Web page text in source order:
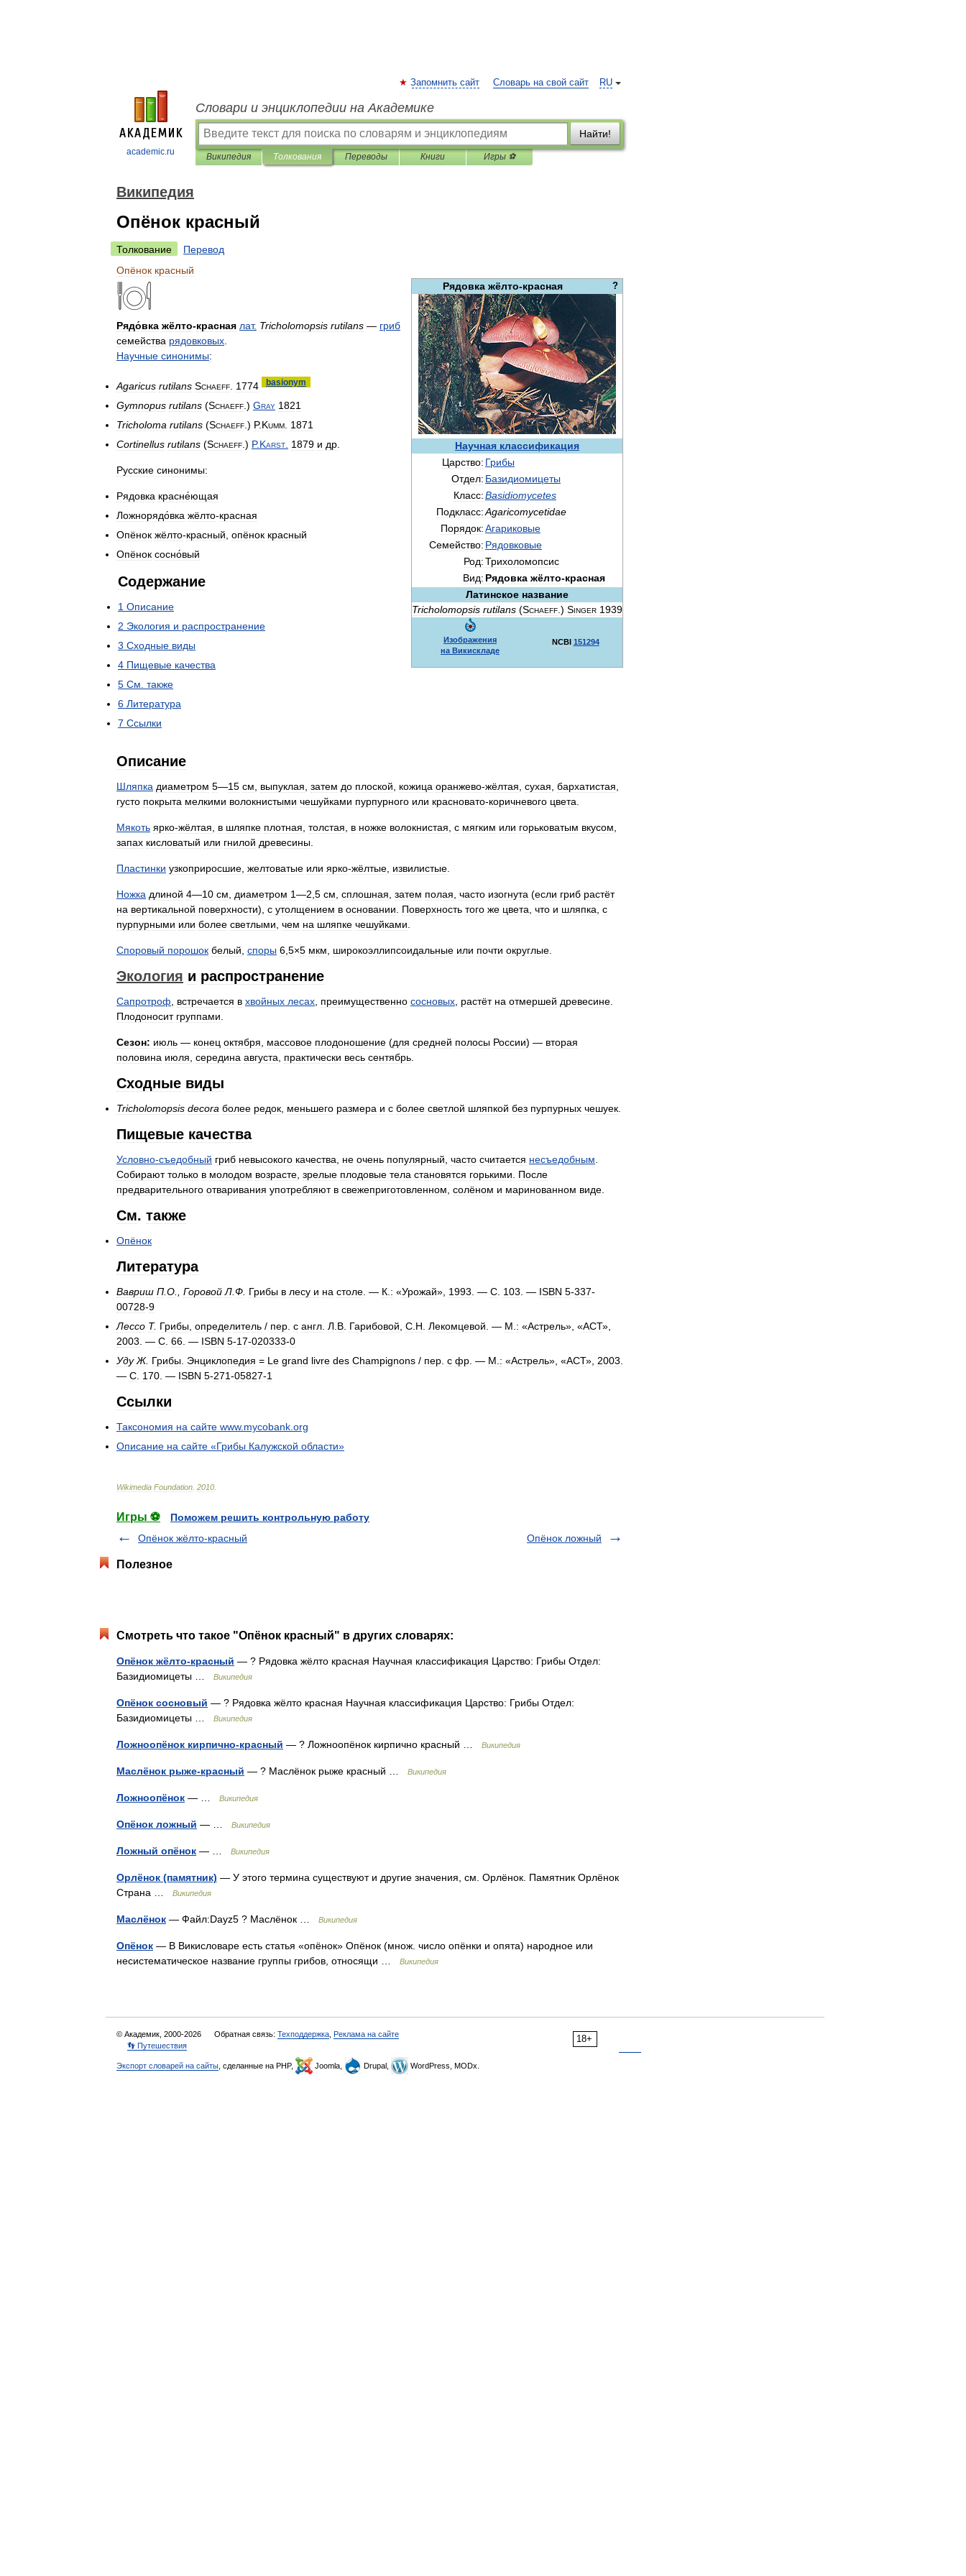
academic.ru
RU
Запомнить сайт Словарь на свой сайт
Словари и энциклопедии на Академике
Найти!
Википедия Толкования Переводы Книги Игры ⚽
Википедия
Опёнок красный
Толкование
Перевод
Опёнок красный
?
Рядовка жёлто-красная
Научная классификация
Царство: Грибы
Отдел: Базидиомицеты
Класс:Basidiomycetes
Подкласс:Agaricomycetidae
Порядок:Агариковые
Семейство: Рядовковые
Род:Трихоломопсис
Вид: Рядовка жёлто-красная
Латинское название
Tricholomopsis rutilans (Schaeff .) Singer 1939
Изображения
на Викискладе
NCBI 151294
Рядо́вка жёлто-красная лат. Tricholomopsis rutilans — гриб
семейства рядовковых
Научные синонимы:
Agaricus rutilans Schaeff 1774 basionym
Gymnopus rutilans (Schaeff .) Gray 1821
Tricholoma rutilans (Schaeff .) P.Kumm 1871
Cortinellus rutilans (Schaeff .) P.Karst 1879 и др
Русские синонимы:
Рядовка красне́ющая
Ложнорядо́вка жёлто-красная
Опёнок жёлто-красный опёнок красный
Опёнок сосно́вый
Содержание
1 Описание
2 Экология и распространение
3 Сходные виды
4 Пищевые качества
5 См также
6 Литература
7 Ссылки
Описание
Шляпка диаметром 5—15 см выпуклая затем до плоской кожица оранжево-жёлтая сухая бархатистая
густо покрыта мелкими волокнистыми чешуйками пурпурного или красновато-коричневого цвета
Мякоть ярко-жёлтая в шляпке плотная толстая в ножке волокнистая с мягким или горьковатым вкусом
запах кисловатый или гнилой древесины
Пластинки узкоприросшие желтоватые или ярко-жёлтые извилистые
Ножка длиной 4—10 см диаметром 1—2 5 см сплошная затем полая часто изогнута (если гриб растёт
на вертикальной поверхности), с утолщением в основании Поверхность того же цвета что и шляпка с
пурпурными или более светлыми чем на шляпке чешуйками
Споровый порошок белый споры 6 5×5 мкм широкоэллипсоидальные или почти округлые
Экология и распространение
Сапротроф встречается в хвойных лесах преимущественно сосновых растёт на отмершей древесине
Плодоносит группами
Сезон: июль — конец октября массовое плодоношение (для средней полосы России) — вторая
половина июля середина августа практически весь сентябрь
Сходные виды
Tricholomopsis decora более редок меньшего размера и с более светлой шляпкой без пурпурных чешуек
Пищевые качества
Условно-съедобный гриб невысокого качества не очень популярный часто считается несъедобным
Собирают только в молодом возрасте зрелые плодовые тела становятся горькими
После
предварительного отваривания употребляют в свежеприготовленном солёном и маринованном виде
См. также
Опёнок
Литература
Вавриш П О Горовой Л Ф Грибы в лесу и на столе . — К : «Урожай», 1993 . — С 103 . — ISBN 5-337-
00728-9
Лессо Т. Грибы определитель / пер с англ Л В Гарибовой С Н Лекомцевой . — М : «Астрель», «АСТ»,
2003 . — С 66 . — ISBN 5-17-020333-0
Уду Ж. Грибы Энциклопедия = Le grand livre des Champignons / пер с фр . — М : «Астрель», «АСТ», 2003
— С 170 . — ISBN 5-271-05827-1
Ссылки
Таксономия на сайте www. mycobank org
Описание на сайте «Грибы Калужской области»
Wikimedia Foundation 2010
Игры ⚽
Поможем решить контрольную работу
Опёнок жёлто-красный
Опёнок ложный
Полезное
Смотреть что такое "Опёнок красный" в других словарях:
Опёнок жёлто-красный — ? Рядовка жёлто красная Научная классификация Царство: Грибы Отдел:
Базидиомицеты …
Википедия
Опёнок сосновый — ? Рядовка жёлто красная Научная классификация Царство: Грибы Отдел:
Базидиомицеты …
Википедия
Ложноопёнок кирпично-красный — ? Ложноопёнок кирпично красный … Википедия
Маслёнок рыже-красный — ? Маслёнок рыже красный … Википедия
Ложноопёнок — … Википедия
Опёнок ложный — … Википедия
Ложный опёнок — … Википедия
Орлёнок (памятник) — У этого термина существуют и другие значения, см. Орлёнок. Памятник Орлёнок
Страна …
Википедия
Маслёнок — Файл:Dayz5 ? Маслёнок … Википедия
Опёнок — В Викисловаре есть статья «опёнок» Опёнок (множ. число опёнки и опята) народное или
несистематическое название группы грибов, относящи …
Википедия
18+
© Академик, 2000-2026 Обратная связь: Техподдержка Реклама на сайте
👣 Путешествия
Экспорт словарей на сайты , сделанные на PHP, Joomla, Drupal, WordPress, MODx.